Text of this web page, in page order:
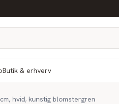
Butik & erhverv
hvid, kunstig blomstergren